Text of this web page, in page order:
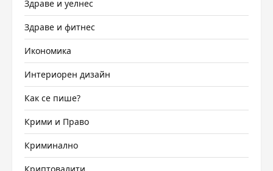
Здраве и уелнес
Здраве и фитнес
Икономика
Интериорен дизайн
Как се пише?
Крими и Право
Криминално